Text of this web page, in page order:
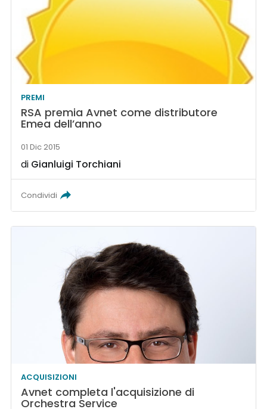
PREMI
RSA premia Avnet come distributore
Emea dell’anno
01 Dic 2015
di Gianluigi Torchiani
Condividi
ACQUISIZIONI
Avnet completa l'acquisizione di
Orchestra Service